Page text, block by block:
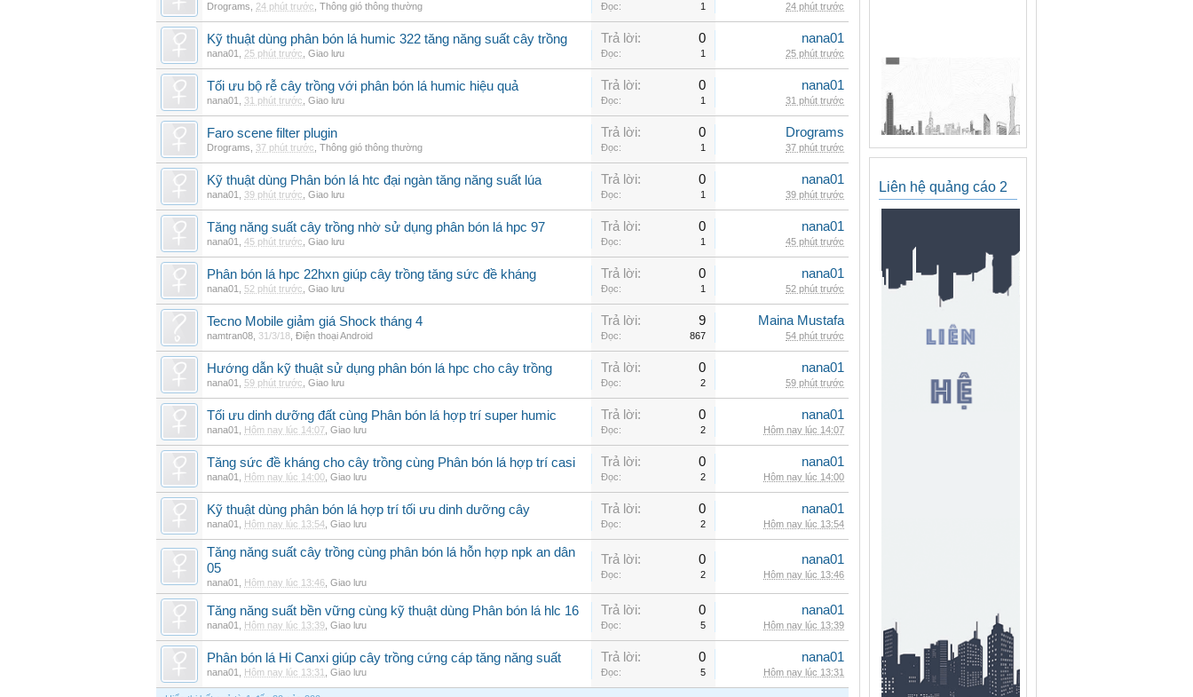
Drograms 24 phút trước Thông gió thông thường Đọc: 1 24 phút trước
Kỹ thuật dùng phân bón lá humic 322 tăng năng suất cây trồng
nana01 25 phút trước Giao lưu
Trả lời: 0
Đọc: 1
nana01
25 phút trước
Tối ưu bộ rễ cây trồng với phân bón lá humic hiệu quả
nana01 31 phút trước Giao lưu
Trả lời: 0
Đọc: 1
nana01
31 phút trước
Faro scene filter plugin
Drograms 37 phút trước Thông gió thông thường
Trả lời: 0
Đọc: 1
Drograms
37 phút trước
Kỹ thuật dùng Phân bón lá htc đại ngàn tăng năng suất lúa
nana01 39 phút trước Giao lưu
Trả lời: 0
Đọc: 1
nana01
39 phút trước
Tăng năng suất cây trồng nhờ sử dụng phân bón lá hpc 97
nana01 45 phút trước Giao lưu
Trả lời: 0
Đọc: 1
nana01
45 phút trước
Phân bón lá hpc 22hxn giúp cây trồng tăng sức đề kháng
nana01 52 phút trước Giao lưu
Trả lời: 0
Đọc: 1
nana01
52 phút trước
Tecno Mobile giảm giá Shock tháng 4
namtran08 31/3/18 Điện thoại Android
Trả lời: 9
Đọc: 867
Maina Mustafa
54 phút trước
Hướng dẫn kỹ thuật sử dụng phân bón lá hpc cho cây trồng
nana01 59 phút trước Giao lưu
Trả lời: 0
Đọc: 2
nana01
59 phút trước
Tối ưu dinh dưỡng đất cùng Phân bón lá hợp trí super humic
nana01 Hôm nay lúc 14:07 Giao lưu
Trả lời: 0
Đọc: 2
nana01
Hôm nay lúc 14:07
Tăng sức đề kháng cho cây trồng cùng Phân bón lá hợp trí casi
nana01 Hôm nay lúc 14:00 Giao lưu
Trả lời: 0
Đọc: 2
nana01
Hôm nay lúc 14:00
Kỹ thuật dùng phân bón lá hợp trí tối ưu dinh dưỡng cây
nana01 Hôm nay lúc 13:54 Giao lưu
Trả lời: 0
Đọc: 2
nana01
Hôm nay lúc 13:54
Tăng năng suất cây trồng cùng phân bón lá hỗn hợp npk an dân
05
nana01 Hôm nay lúc 13:46 Giao lưu
Trả lời: 0
Đọc: 2
nana01
Hôm nay lúc 13:46
Tăng năng suất bền vững cùng kỹ thuật dùng Phân bón lá hlc 16
nana01 Hôm nay lúc 13:39 Giao lưu
Trả lời: 0
Đọc: 5
nana01
Hôm nay lúc 13:39
Phân bón lá Hi Canxi giúp cây trồng cứng cáp tăng năng suất
nana01 Hôm nay lúc 13:31 Giao lưu
Trả lời: 0
Đọc: 5
nana01
Hôm nay lúc 13:31
Liên hệ quảng cáo 2